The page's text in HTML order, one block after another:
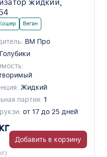
жидкий,
Веган
ВМ Про
Голубики
Жидкий
партия: 1
от 17 до 25 дней
Добавить в корзину